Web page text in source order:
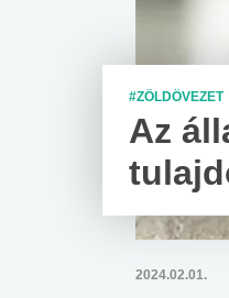
#ZÖLDÖVEZET
Az
2024.02.01.